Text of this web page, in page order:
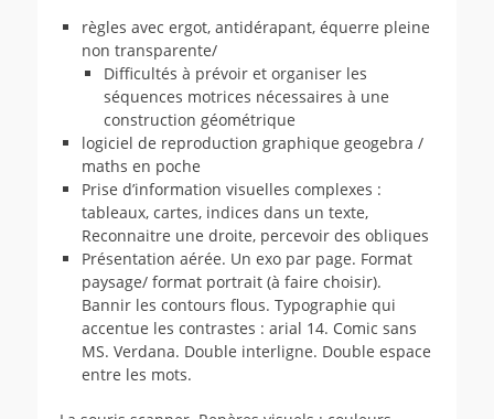
règles avec ergot, antidérapant, équerre pleine
non transparente/
Difficultés à prévoir et organiser les
séquences motrices nécessaires à une
construction géométrique
logiciel de reproduction graphique geogebra /
maths en poche
Prise d’information visuelles complexes :
tableaux, cartes, indices dans un texte,
Reconnaitre une droite, percevoir des obliques
Présentation aérée. Un exo par page. Format
paysage/ format portrait (à faire choisir).
Bannir les contours flous. Typographie qui
accentue les contrastes : arial 14. Comic sans
MS. Verdana. Double interligne. Double espace
entre les mots.